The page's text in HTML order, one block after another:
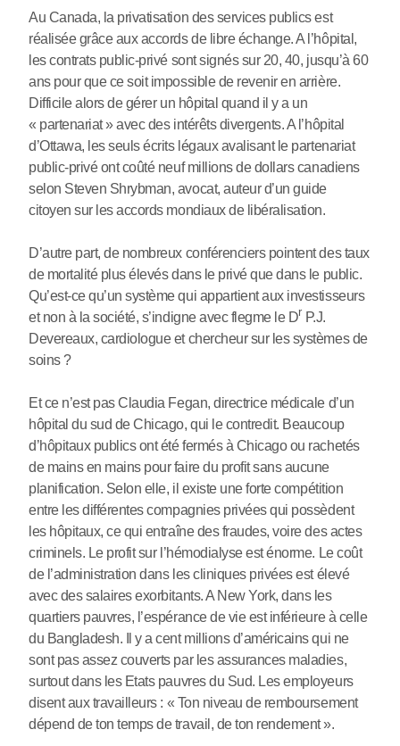
Au Canada, la privatisation des services publics est
réalisée grâce aux accords de libre échange. A l’hôpital,
les contrats public-privé sont signés sur 20, 40, jusqu’à 60
ans pour que ce soit impossible de revenir en arrière.
Difficile alors de gérer un hôpital quand il y a un
« partenariat » avec des intérêts divergents. A l’hôpital
d’Ottawa, les seuls écrits légaux avalisant le partenariat
public-privé ont coûté neuf millions de dollars canadiens
selon Steven Shrybman, avocat, auteur d’un guide
citoyen sur les accords mondiaux de libéralisation.
D’autre part, de nombreux conférenciers pointent des taux
de mortalité plus élevés dans le privé que dans le public.
Qu’est-ce qu’un système qui appartient aux investisseurs
et non à la société, s’indigne avec flegme le Dr P.J.
Devereaux, cardiologue et chercheur sur les systèmes de
soins ?
Et ce n’est pas Claudia Fegan, directrice médicale d’un
hôpital du sud de Chicago, qui le contredit. Beaucoup
d’hôpitaux publics ont été fermés à Chicago ou rachetés
de mains en mains pour faire du profit sans aucune
planification. Selon elle, il existe une forte compétition
entre les différentes compagnies privées qui possèdent
les hôpitaux, ce qui entraîne des fraudes, voire des actes
criminels. Le profit sur l’hémodialyse est énorme. Le coût
de l’administration dans les cliniques privées est élevé
avec des salaires exorbitants. A New York, dans les
quartiers pauvres, l’espérance de vie est inférieure à celle
du Bangladesh. Il y a cent millions d’américains qui ne
sont pas assez couverts par les assurances maladies,
surtout dans les Etats pauvres du Sud. Les employeurs
disent aux travailleurs : « Ton niveau de remboursement
dépend de ton temps de travail, de ton rendement ».